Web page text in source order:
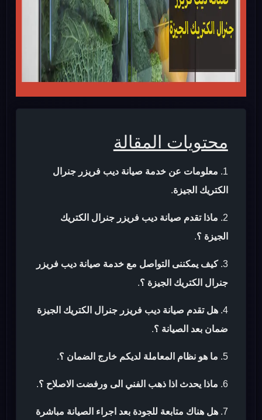
محتويات المقالة
معلومات عن خدمة صيانة ديب فريزر جنرال
الكتريك الجيزة.
ماذا تقدم صيانة ديب فريزر جنرال الكتريك
الجيزة ؟.
كيف يمكننى التواصل مع خدمة صيانة ديب فريزر
جنرال الكتريك الجيزة ؟.
هل تقدم صيانة ديب فريزر جنرال الكتريك الجيزة
ضمان بعد الصيانة ؟.
ما هو نظام المعاملة لديكم خارج الضمان ؟.
ماذا يحدث اذا ذهب الفني الى ورفضت الاصلاح ؟.
هل هناك متابعة للجودة بعد اجراء الصيانة مباشرة